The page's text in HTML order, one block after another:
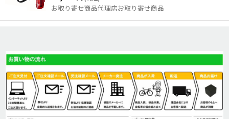
お取り寄せ商品代理店お取り寄せ商品